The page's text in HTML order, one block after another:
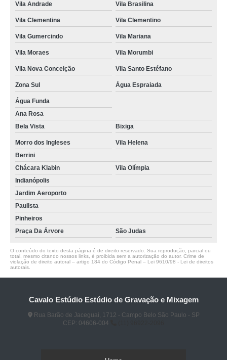
Vila Andrade Vila Brasilina
Vila Clementina Vila Clementino
Vila Gumercindo Vila Mariana
Vila Moraes Vila Morumbi
Vila Nova Conceição Vila Santo Estéfano
Zona Sul Água Espraiada
Água Funda
Ana Rosa
Bela Vista
Bixiga
Morro dos Ingleses
Vila Helena
Berrini
Chácara Klabin
Vila Olímpia
Indianópolis
Jardim Aeroporto
Paulista
Pinheiros
Praça Da Árvore
São Judas
O conteúdo do texto desta página é de direito reservado. Sua reprodução, parcial ou
total, mesmo citando nossos links, é proibida sem a autorização do autor. Crime de
violação de direito autoral – artigo 184 do Código Penal – Lei 9610/98 - Lei de direitos
autorais
Cavalo Estúdio Estúdio de Gravação e Mixagem
Rua Barão de Jaceguai, 1712 - Campo Belo São Paulo - SP
CEP: 04606-004